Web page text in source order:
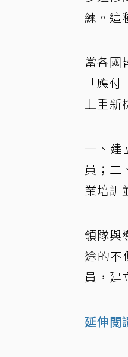
練。這
當各國
「應
上重新
一、建
員；二
業培訓
領隊與
途的不
員，建
延伸閱